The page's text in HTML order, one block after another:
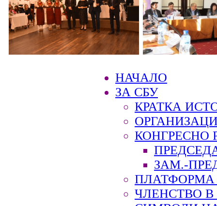
НАЧАЛО
ЗА СБУ
КРАТКА
КОНГРЕСНО
ЗАМ.-
ПЛАТФОРМА
ЧЛЕНСТВО В